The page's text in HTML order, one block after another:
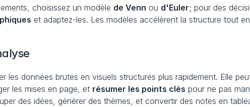
choisissez un modèle de Venn ou d'Euler; pour des
et adaptez-les. Les modèles accélèrent la structure tout
les données brutes en visuels structurés plus rapidement. Elle
les mises en page, et résumer les points clés pour ne pas
des idées, générer des thèmes, et convertir des notes en